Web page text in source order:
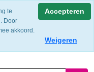
vanaf €60,-
te
Door
akkoord.
Accepteren
Weigeren